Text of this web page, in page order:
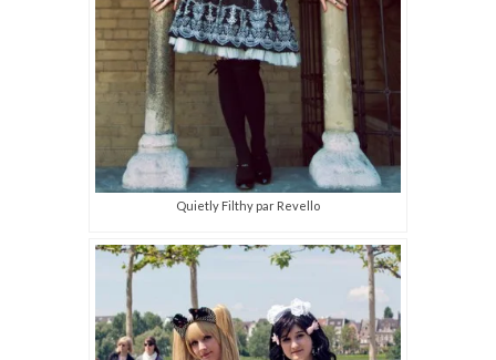
Quietly Filthy par Revello